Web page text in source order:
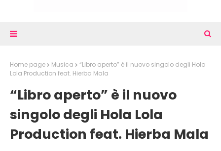
Home page Musica
“Libro aperto” è il nuovo singolo degli Hola
Lola Production feat. Hierba Mala
“Libro aperto” è il nuovo
singolo degli Hola Lola
Production feat. Hierba Mala